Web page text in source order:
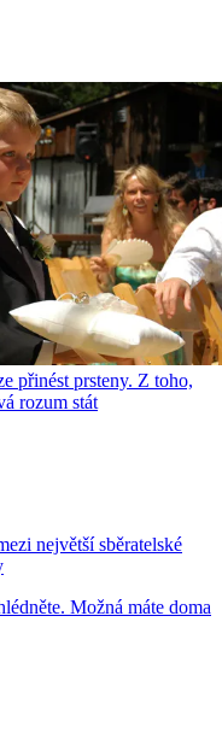
přinést prsteny. Z toho,
rozum stát
největší sběratelské
Možná máte doma